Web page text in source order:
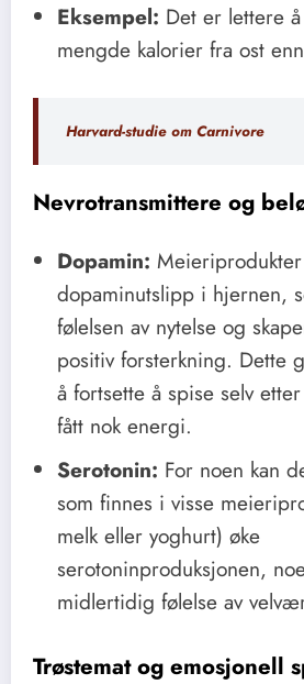
Eksempel: Det er lettere
mengde kalorier fra ost
Harvard-studie om Carnivore
Nevrotransmittere og
Dopamin:
dopaminutslipp i hjernen,
følelsen av nytelse og
positiv forsterkning. Dette
å fortsette å spise selv
fått nok energi.
Serotonin: For noen kan
som finnes i visse
melk eller yoghurt) øke
serotoninproduksjonen,
midlertidig følelse av
Trøstemat og emosjonell